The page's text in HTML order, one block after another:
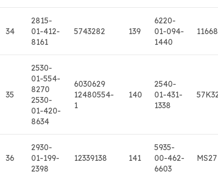
34
2815-
01-412-
8161
5743282 139
6220-
01-094-
1440
35
2530-
01-554-
8270
2530-
01-420-
8634
6030629
12480554-
1
140
2540-
01-431-
1338
36
2930-
01-199-
2398
12339138 141
5935-
00-462-
6603